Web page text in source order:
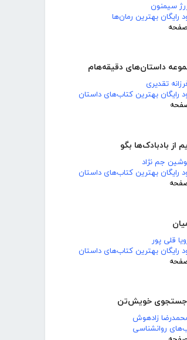
سیمنون
رایگان بهترین رمان‌ها
داستان‌های دقیقه‌هام
تقدیری
رایگان بهترین کتاب‌های داستان
از بادبادک‌ها بگو
جم نژاد
رایگان بهترین کتاب‌های داستان
قلی پور
رایگان بهترین کتاب‌های داستان
جستجوی خویش‌تن
زادهوش
روانشناسی